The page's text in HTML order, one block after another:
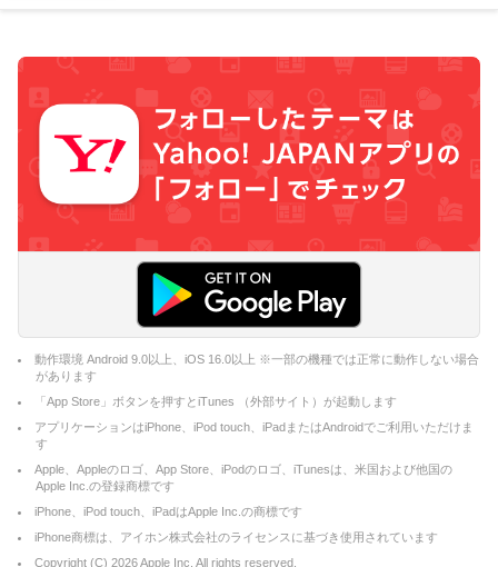
動作環境 Android 9.0以上、iOS 16.0以上 ※一部の機種では正常に動作しない場合
があります
「App Store」ボタンを押すとiTunes （外部サイト）が起動します
アプリケーションはiPhone、iPod touch、iPadまたはAndroidでご利用いただけま
す
Apple、Appleのロゴ、App Store、iPodのロゴ、iTunesは、米国および他国の
Apple Inc.の登録商標です
iPhone、iPod touch、iPadはApple Inc.の商標です
iPhone商標は、アイホン株式会社のライセンスに基づき使用されています
Copyright (C) 2026Apple Inc. All rights reserved.